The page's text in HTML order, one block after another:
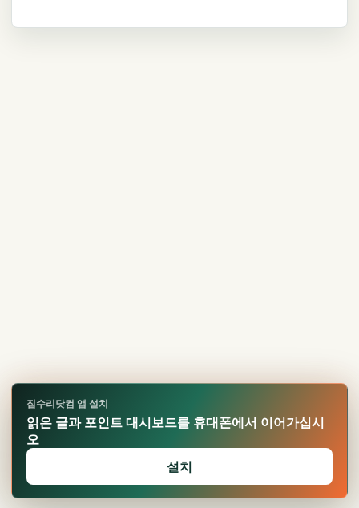
집수리닷컴 앱 설치
읽은 글과 포인트 대시보드를 휴대폰에서 이어가십시
오
설치